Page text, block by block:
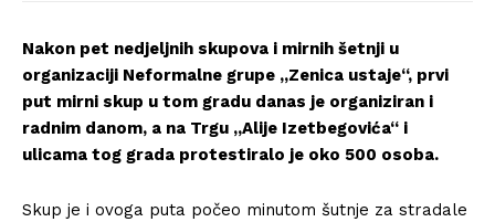
Nakon pet nedjeljnih skupova i mirnih šetnji u
organizaciji Neformalne grupe „Zenica ustaje“, prvi
put mirni skup u tom gradu danas je organiziran i
radnim danom, a na Trgu „Alije Izetbegovića“ i
ulicama tog grada protestiralo je oko 500 osoba.
Skup je i ovoga puta počeo minutom šutnje za stradale